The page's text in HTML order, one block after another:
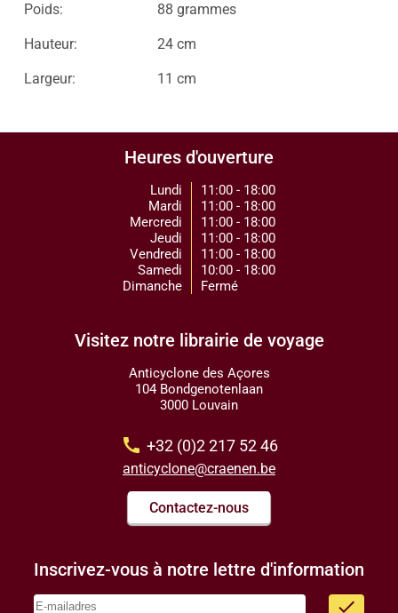
Poids: 88 grammes
Hauteur: 24 cm
Largeur: 11 cm
Heures d'ouverture
Lundi
Mardi
Mercredi
Jeudi
Vendredi
Samedi
Dimanche
11:00 - 18:00
11:00 - 18:00
11:00 - 18:00
11:00 - 18:00
11:00 - 18:00
10:00 - 18:00
Fermé
Visitez notre librairie de voyage
Anticyclone des Açores
104 Bondgenotenlaan
3000 Louvain
call +32 (0)2 217 52 46
anticyclone@craenen.be
Contactez-nous
Inscrivez-vous à notre lettre d'information
done